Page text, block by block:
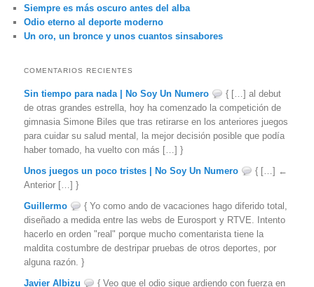
Siempre es más oscuro antes del alba
Odio eterno al deporte moderno
Un oro, un bronce y unos cuantos sinsabores
COMENTARIOS RECIENTES
Sin tiempo para nada | No Soy Un Numero
{ […] al debut
de otras grandes estrella, hoy ha comenzado la competición de
gimnasia Simone Biles que tras retirarse en los anteriores juegos
para cuidar su salud mental, la mejor decisión posible que podía
haber tomado, ha vuelto con más […] }
Unos juegos un poco tristes | No Soy Un Numero
{ […] ←
Anterior […] }
Guillermo
{ Yo como ando de vacaciones hago diferido total,
diseñado a medida entre las webs de Eurosport y RTVE. Intento
hacerlo en orden "real" porque mucho comentarista tiene la
maldita costumbre de destripar pruebas de otros deportes, por
alguna razón. }
Javier Albizu
{ Veo que el odio sigue ardiendo con fuerza en